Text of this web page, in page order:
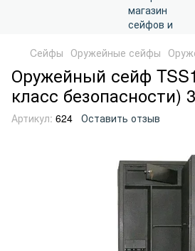
Cейфы Оружейные сейфы
Оружейный сейф
класс безопасности)
Артикул: 624 Оставить отзыв